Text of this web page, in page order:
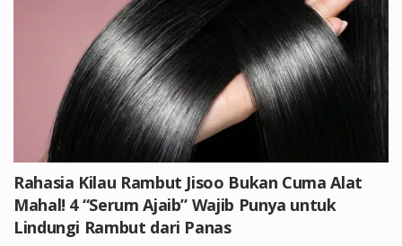
Rahasia Kilau Rambut Jisoo Bukan Cuma Alat
Mahal! 4 “Serum Ajaib” Wajib Punya untuk
Lindungi Rambut dari Panas